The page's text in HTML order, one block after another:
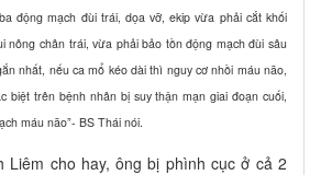
động mạch đùi trái, dọa vỡ, ekip vừa phải cắt khối
nông chân trái, vừa phải bảo tồn động mạch đùi sâu
nhất, nếu ca mổ kéo dài thì nguy cơ nhồi máu não,
biệt trên bệnh nhân bị suy thận mạn giai đoạn cuối,
máu não”- BS Thái nói.
cho hay, ông bị phình cục ở cả 2